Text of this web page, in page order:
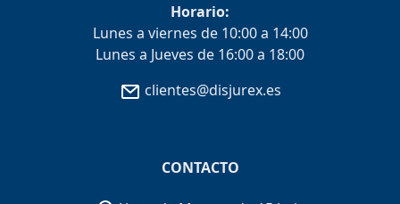
Horario:
Lunes a viernes de 10:00 a 14:00
Lunes a Jueves de 16:00 a 18:00
clientes@disjurex.es
CONTACTO